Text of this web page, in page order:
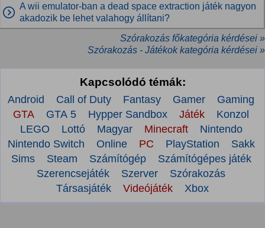
A wii emulator-ban a dead space extraction játék nagyon
akadozik be lehet valahogy állítani?
Szórakozás főkategória kérdései »
Szórakozás - Játékok kategória kérdései »
Kapcsolódó témák:
Android Call of Duty Fantasy Gamer
Gaming
GTA
GTA 5 Hypper Sandbox Játék
Konzol
LEGO
Lottó Magyar Minecraft
Nintendo
Nintendo Switch
Online PC PlayStation
Sakk
Sims
Steam Számítógép
Számítógépes játék
Szerencsejáték
Szerver
Szórakozás
Társasjáték
Videójáték Xbox